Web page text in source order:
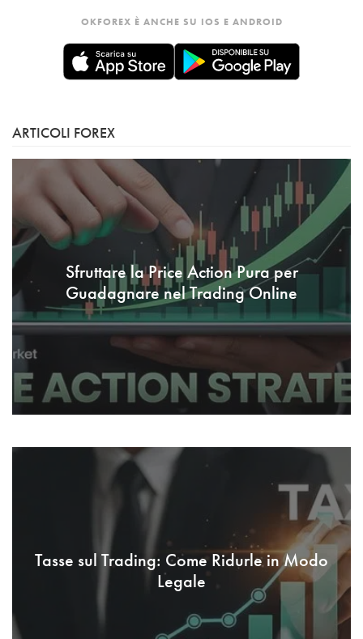
OKFOREX È ANCHE SU IOS E ANDROID
ARTICOLI FOREX
Sfruttare la Price Action Pura per
Guadagnare nel Trading Online
Tasse sul Trading: Come Ridurle in Modo
Legale